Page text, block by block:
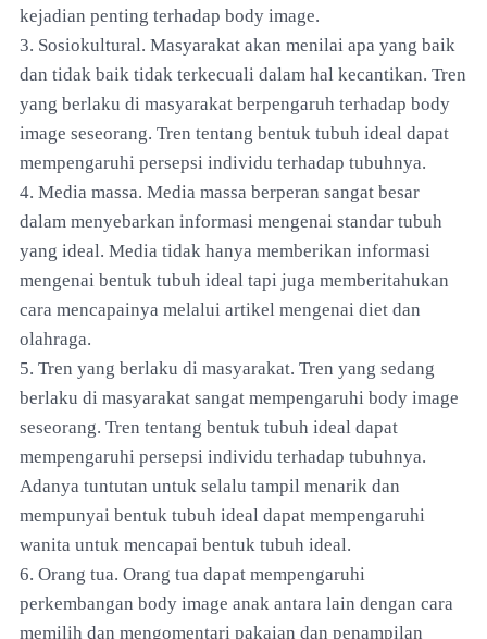
kejadian penting terhadap body image.
3. Sosiokultural. Masyarakat akan menilai apa yang baik
dan tidak baik tidak terkecuali dalam hal kecantikan. Tren
yang berlaku di masyarakat berpengaruh terhadap body
image seseorang. Tren tentang bentuk tubuh ideal dapat
mempengaruhi persepsi individu terhadap tubuhnya.
4. Media massa. Media massa berperan sangat besar
dalam menyebarkan informasi mengenai standar tubuh
yang ideal. Media tidak hanya memberikan informasi
mengenai bentuk tubuh ideal tapi juga memberitahukan
cara mencapainya melalui artikel mengenai diet dan
olahraga.
5. Tren yang berlaku di masyarakat. Tren yang sedang
berlaku di masyarakat sangat mempengaruhi body image
seseorang. Tren tentang bentuk tubuh ideal dapat
mempengaruhi persepsi individu terhadap tubuhnya.
Adanya tuntutan untuk selalu tampil menarik dan
mempunyai bentuk tubuh ideal dapat mempengaruhi
wanita untuk mencapai bentuk tubuh ideal.
6. Orang tua. Orang tua dapat mempengaruhi
perkembangan body image anak antara lain dengan cara
memilih dan mengomentari pakaian dan penampilan